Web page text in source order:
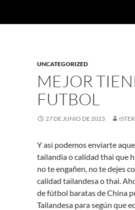
UNCATEGORIZED
MEJOR
FUTBOL
27 DE JUNIO DE 2023
Y así podemos enviarte
tailandia o calidad thai que
no te engañen, no te dejes
calidad tailandesa o thai.
de fútbol baratas de China
Tailandesa para según que